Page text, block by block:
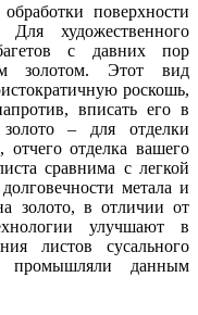
поверхности
художественного
с давних пор
золотом. Этот вид
роскошь,
вписать его в
– для отделки
отчего отделка вашего
сравнима с легкой
метала и
золото, в отличии от
улучшают в
листов сусального
данным